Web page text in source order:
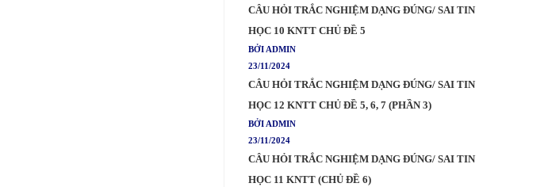
CÂU HỎI TRẮC NGHIỆM DẠNG ĐÚNG/ SAI TIN
HỌC 10 KNTT CHỦ ĐỀ 5
BỞI ADMIN
23/11/2024
CÂU HỎI TRẮC NGHIỆM DẠNG ĐÚNG/ SAI TIN
HỌC 12 KNTT CHỦ ĐỀ 5, 6, 7 (PHẦN 3)
BỞI ADMIN
23/11/2024
CÂU HỎI TRẮC NGHIỆM DẠNG ĐÚNG/ SAI TIN
HỌC 11 KNTT (CHỦ ĐỀ 6)